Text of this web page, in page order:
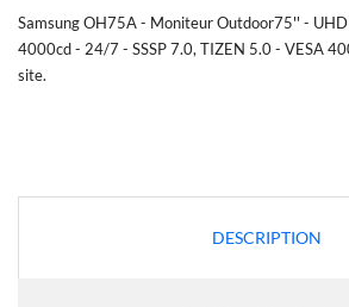
Samsung OH75A - Moniteur Outdoor75'' -
4000cd - 24/7 - SSSP 7.0, TIZEN 5.0 - VESA
site.
DESCRIPTION